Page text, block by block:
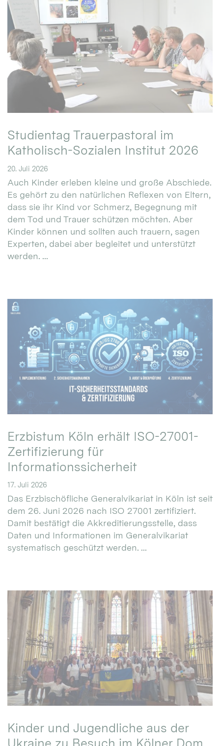
Studientag Trauerpastoral im
Katholisch-Sozialen Institut 2026
20. Juli 2026
Auch Kinder erleben kleine und große Abschiede.
Es gehört zu den natürlichen Reflexen von Eltern,
dass sie ihr Kind vor Schmerz, Begegnung mit
dem Tod und Trauer schützen möchten. Aber
Kinder können und sollten auch trauern, sagen
Experten, dabei aber begleitet und unterstützt
werden. ...
Erzbistum Köln erhält ISO-27001-
Zertifizierung für
Informationssicherheit
17. Juli 2026
Das Erzbischöfliche Generalvikariat in Köln ist seit
dem 26. Juni 2026 nach ISO 27001 zertifiziert.
Damit bestätigt die Akkreditierungsstelle, dass
Daten und Informationen im Generalvikariat
systematisch geschützt werden. ...
Kinder und Jugendliche aus der